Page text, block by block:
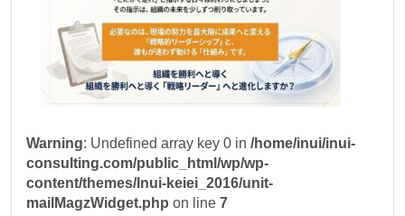
Warning : Undefined array key 0 in/home/inui/inui-
consulting.com/public_html/wp/wp-
content/themes/Inui-keiei_2016/unit-
mailMagzWidget.php on line7